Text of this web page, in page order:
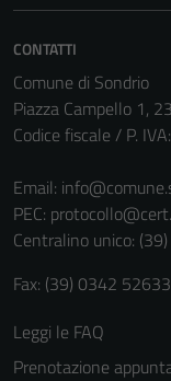
CONTATTI
Comune di Sondrio
Piazza Campello 1,
Codice fiscale / P.
Email:
PEC:
Centralino unico:
Fax: (39) 0342
Leggi le FAQ
Prenotazione